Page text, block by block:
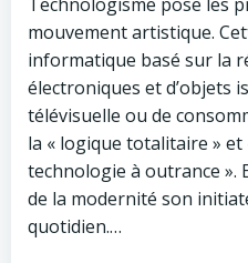
mouvement artistique.
informatique basé sur la
électroniques et d’objets
télévisuelle ou de
la « logique totalitaire » et
technologie à outrance ».
de la modernité son
quotidien.…